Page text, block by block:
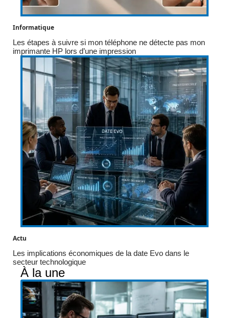
Informatique
Les étapes à suivre si mon téléphone ne détecte pas mon
imprimante HP lors d’une impression
Actu
Les implications économiques de la date Evo dans le
secteur technologique
À la une